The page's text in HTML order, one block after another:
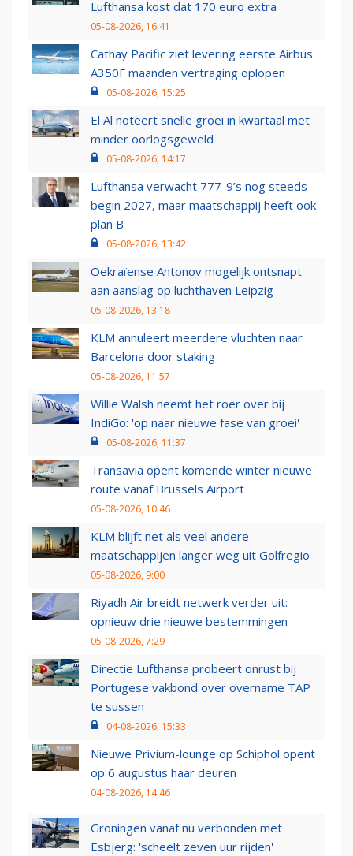
Lufthansa kost dat 170 euro extra
05-08-2026, 16:41
Cathay Pacific ziet levering eerste Airbus
A350F maanden vertraging oplopen
05-08-2026, 15:25
El Al noteert snelle groei in kwartaal met
minder oorlogsgeweld
05-08-2026, 14:17
Lufthansa verwacht 777-9’s nog steeds
begin 2027, maar maatschappij heeft ook
plan B
05-08-2026, 13:42
Oekraïense Antonov mogelijk ontsnapt
aan aanslag op luchthaven Leipzig
05-08-2026, 13:18
KLM annuleert meerdere vluchten naar
Barcelona door staking
05-08-2026, 11:57
Willie Walsh neemt het roer over bij
IndiGo: 'op naar nieuwe fase van groei'
05-08-2026, 11:37
Transavia opent komende winter nieuwe
route vanaf Brussels Airport
05-08-2026, 10:46
KLM blijft net als veel andere
maatschappijen langer weg uit Golfregio
05-08-2026, 9:00
Riyadh Air breidt netwerk verder uit:
opnieuw drie nieuwe bestemmingen
05-08-2026, 7:29
Directie Lufthansa probeert onrust bij
Portugese vakbond over overname TAP
te sussen
04-08-2026, 15:33
Nieuwe Privium-lounge op Schiphol opent
op 6 augustus haar deuren
04-08-2026, 14:46
Groningen vanaf nu verbonden met
Esbjerg: 'scheelt zeven uur rijden'